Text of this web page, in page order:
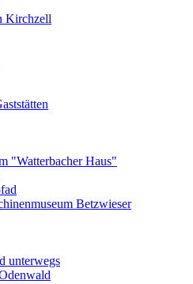
Kirchzell
"Watterbacher Haus"
Betzwieser
unterwegs